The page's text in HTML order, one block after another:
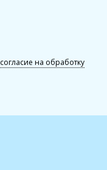
согласие на обработку